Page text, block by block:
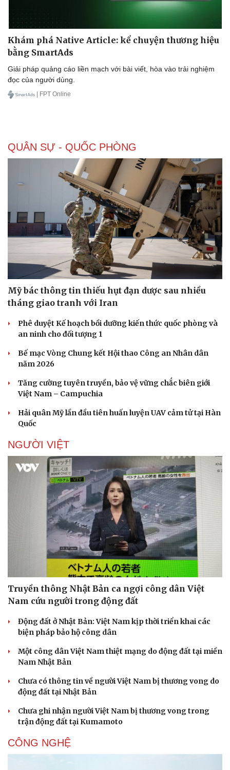
Doanh nghiệp
Doanh nghiệp 24h
Doanh nhân
Vì cộng đồng
Tin Công nghệ
Khám phá Native Article: kể chuyện thương hiệu
bằng SmartAds
Giải pháp quảng cáo liền mạch với bài viết, hòa vào trải nghiệm
đọc của người dùng.
| FPT Online
QUÂN SỰ - QUỐC PHÒNG
Mỹ bác thông tin thiếu hụt đạn dược sau nhiều
tháng giao tranh với Iran
Phê duyệt Kế hoạch bồi dưỡng kiến thức quốc phòng và
an ninh cho đối tượng 1
Bế mạc Vòng Chung kết Hội thao Công an Nhân dân
năm 2026
Tăng cường tuyên truyền, bảo vệ vững chắc biên giới
Việt Nam – Campuchia
Hải quân Mỹ lần đầu tiên huấn luyện UAV cảm tử tại Hàn
Quốc
NGƯỜI VIỆT
Truyền thông Nhật Bản ca ngợi công dân Việt
Nam cứu người trong động đất
Động đất ở Nhật Bản: Việt Nam kịp thời triển khai các
biện pháp bảo hộ công dân
Một công dân Việt Nam thiệt mạng do động đất tại miền
Nam Nhật Bản
Chưa có thông tin về người Việt Nam bị thương vong do
động đất tại Nhật Bản
Chưa ghi nhận người Việt Nam bị thương vong trong
trận động đất tại Kumamoto
CÔNG NGHỆ